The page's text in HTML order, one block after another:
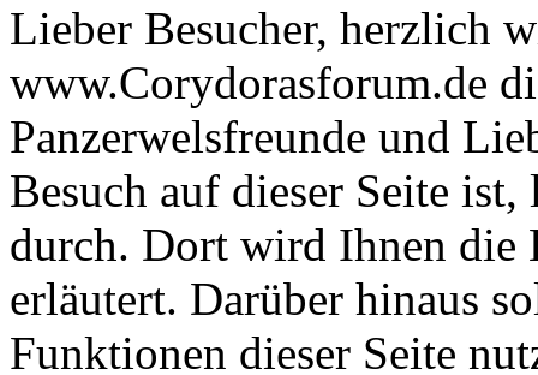
Lieber Besucher, herzlich
www.Corydorasforum.de
Panzerwelsfreunde und
Besuch auf dieser Seite
durch. Dort wird Ihnen die
erläutert. Darüber hinaus
Funktionen dieser Seite